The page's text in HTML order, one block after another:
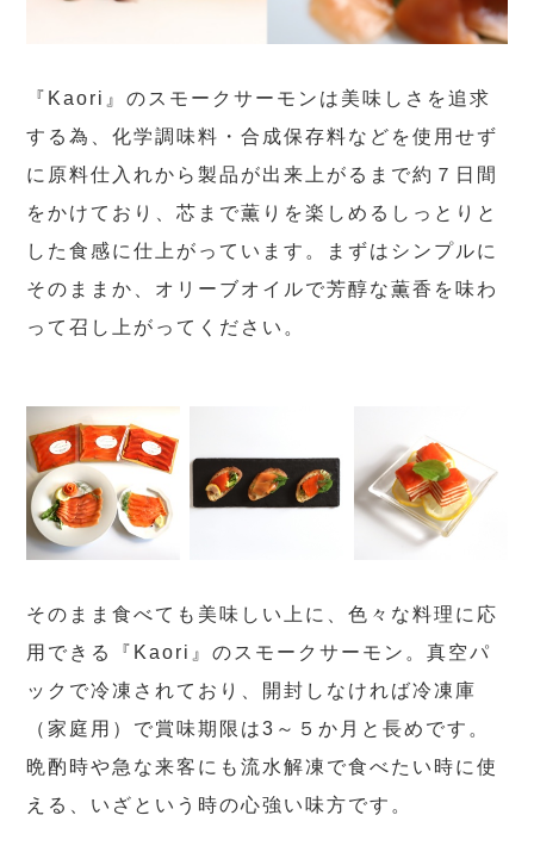
『Kaori』のスモークサーモンは美味しさを追求
する為、化学調味料・合成保存料などを使用せず
に原料仕入れから製品が出来上がるまで約７日間
をかけており、芯まで薫りを楽しめるしっとりと
した食感に仕上がっています。まずはシンプルに
そのままか、オリーブオイルで芳醇な薫香を味わ
って召し上がってください。
そのまま食べても美味しい上に、色々な料理に応
用できる『Kaori』のスモークサーモン。真空パ
ックで冷凍されており、開封しなければ冷凍庫
（家庭用）で賞味期限は3～５か月と長めです。
晩酌時や急な来客にも流水解凍で食べたい時に使
える、いざという時の心強い味方です。